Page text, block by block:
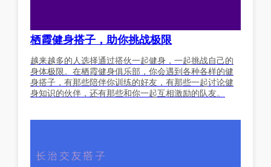
栖霞健身搭子，助你挑战极限
越来越多的人选择通过搭伙一起健身，一起挑战自己的
身体极限。在栖霞健身俱乐部，你会遇到各种各样的健
身搭子，有那些陪伴你训练的好友，有那些一起讨论健
身知识的伙伴，还有那些和你一起互相激励的队友。